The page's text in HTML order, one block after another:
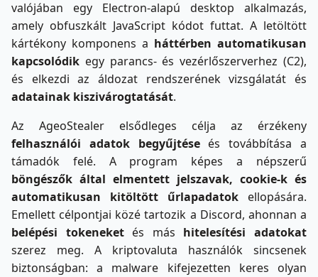
valójában egy Electron-alapú desktop alkalmazás,
amely obfuszkált JavaScript kódot futtat. A letöltött
kártékony komponens a háttérben automatikusan
kapcsolódik egy parancs- és vezérlőszerverhez (C2),
és elkezdi az áldozat rendszerének vizsgálatát és
adatainak kiszivárogtatását.
Az AgeoStealer elsődleges célja az érzékeny
felhasználói adatok begyűjtéseés továbbítása a
támadók felé. A program képes a népszerű
böngészők által elmentett jelszavak, cookie-k és
automatikusan kitöltött űrlapadatok ellopására.
Emellett célpontjai közé tartozik a Discord, ahonnan a
belépési tokeneketés más hitelesítési adatokat
szerez meg. A kriptovaluta használók sincsenek
biztonságban: a malware kifejezetten keres olyan